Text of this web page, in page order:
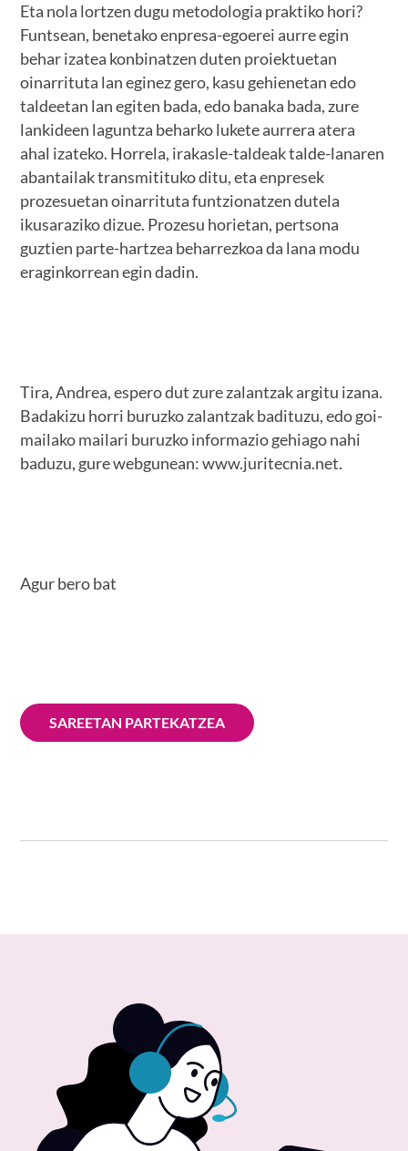
Eta nola lortzen dugu metodologia praktiko hori?
Funtsean, benetako enpresa-egoerei aurre egin
behar izatea konbinatzen duten proiektuetan
oinarrituta lan eginez gero, kasu gehienetan edo
taldeetan lan egiten bada, edo banaka bada, zure
lankideen laguntza beharko lukete aurrera atera
ahal izateko. Horrela, irakasle-taldeak talde-lanaren
abantailak transmitituko ditu, eta enpresek
prozesuetan oinarrituta funtzionatzen dutela
ikusaraziko dizue. Prozesu horietan, pertsona
guztien parte-hartzea beharrezkoa da lana modu
eraginkorrean egin dadin.
Tira, Andrea, espero dut zure zalantzak argitu izana.
Badakizu horri buruzko zalantzak badituzu, edo goi-
mailako mailari buruzko informazio gehiago nahi
baduzu, gure webgunean: www.juritecnia.net.
Agur bero bat
SAREETAN PARTEKATZEA